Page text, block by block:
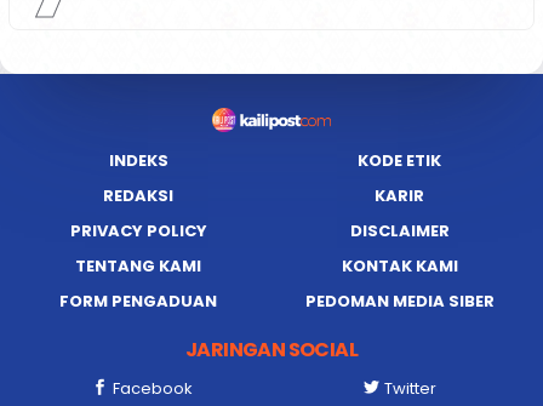
INDEKS
KODE ETIK
REDAKSI
KARIR
PRIVACY POLICY
DISCLAIMER
TENTANG KAMI
KONTAK KAMI
FORM PENGADUAN
PEDOMAN MEDIA SIBER
JARINGAN SOCIAL
Facebook Twitter